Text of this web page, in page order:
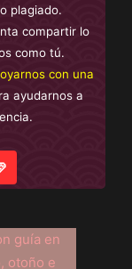
plagiado.
compartir lo
como tú.
con una
ayudarnos a